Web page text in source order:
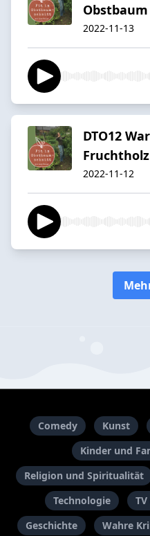
2022-11-13
DTO12
2022-11-12
Comedy Kunst
Kinder und
Religion und Spiritualität
Technologie
Geschichte
Wahre